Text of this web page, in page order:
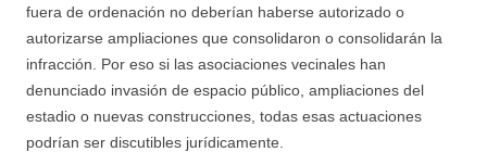
fuera de ordenación no deberían haberse autorizado o
autorizarse ampliaciones que consolidaron o consolidarán la
infracción. Por eso si las asociaciones vecinales han
denunciado invasión de espacio público, ampliaciones del
estadio o nuevas construcciones, todas esas actuaciones
podrían ser discutibles jurídicamente.